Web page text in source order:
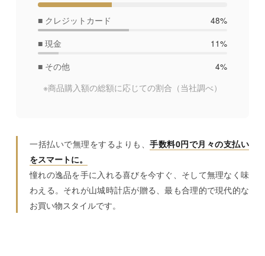
■ クレジットカード
48%
■ 現金
11%
■ その他
4%
※商品購入額の総額に応じての割合 （当社調べ）
一括払いで無理をするよりも、手数料0円で月々の支払い
をスマートに。
憧れの逸品を手に入れる喜びを今すぐ、そして無理なく味
わえる。それが山城時計店が贈る、最も合理的で現代的な
お買い物スタイルです。